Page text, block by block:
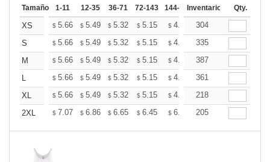
Tamaño 1-11 12-35 36-71 72-143 144-287 288 + Mas
Inventario Qty.
XS $ 5.66 $ 5.49 $ 5.32 $ 5.15 $ 4.99 $4.90
304
S
$ 5.66 $ 5.49 $ 5.32 $ 5.15 $ 4.99 $4.90
335
M
$ 5.66 $ 5.49 $ 5.32 $ 5.15 $ 4.99 $4.90
387
L
$ 5.66 $ 5.49 $ 5.32 $ 5.15 $ 4.99 $4.90
361
XL
$ 5.66 $ 5.49 $ 5.32 $ 5.15 $ 4.99 $4.90
218
2XL
$ 7.07 $ 6.86 $ 6.65 $ 6.45 $ 6.24 $6.13
205